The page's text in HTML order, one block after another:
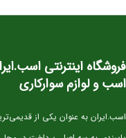
استخوان‌بندی قوی و مناسب برای
گام‌های متعادل، ریتمیک و ایده‌آل
فروشگاه اینترنتی
اسب و لوازم سوارکاری
اسب.ایران به عنوان یکی از